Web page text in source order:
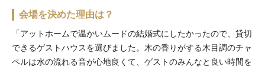
会場を決めた理由は？
「アットホームで温かいムードの結婚式にしたかったので、貸切
できるゲストハウスを選びました。木の香りがする木目調のチャ
ペルは水の流れる音が心地良くて、ゲストのみんなと良い時間を